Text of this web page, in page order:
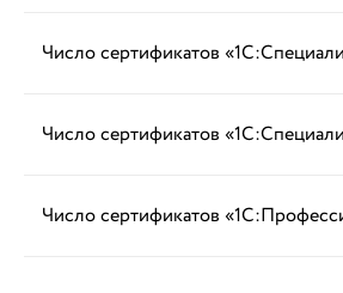
Число сертификатов
Число сертификатов
Число сертификатов